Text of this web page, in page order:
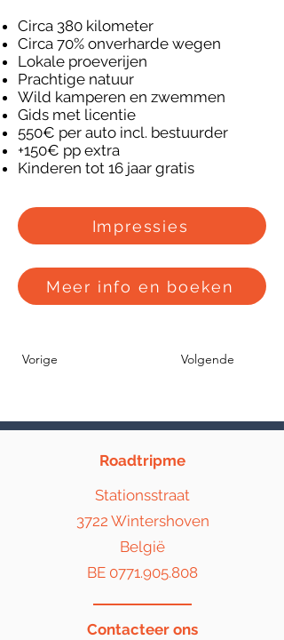
Circa 380 kilometer
Circa 70% onverharde wegen
Lokale proeverijen
Prachtige natuur
Wild kamperen en zwemmen
Gids met licentie
550€ per auto incl. bestuurder
+150€ pp extra
Kinderen tot 16 jaar gratis
Impressies
Meer info en boeken
Vorige Volgende
Roadtripme
Stationsstraat
3722 Wintershoven
België
BE 0771.905.808
Contacteer ons